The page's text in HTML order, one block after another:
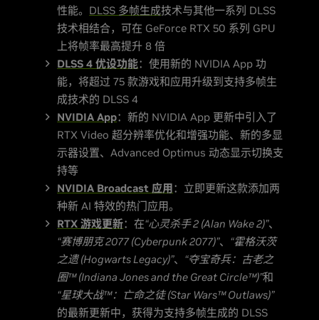
性能。 DLSS 多帧生成技术与其他一系列 DLSS
技术相结合，可在 GeForce RTX 50 系列 GPU
上将帧率最高提升 8 倍
DLSS 4 优设功能：使用新的 NVIDIA App 功
能，将超过 75 款游戏和应用升级到支持多帧生
成技术的 DLSS 4
NVIDIA App：新的 NVIDIA App 更新中引入了
RTX Video 超分辨率优化和增强功能、新的多显
示器设置、Advanced Optimus 动态显示切换支
持等
NVIDIA Broadcast 应用：立即更新这款添加两
种新 AI 特效的热门应用。
RTX 游戏更新：在“心灵杀手 2 (Alan Wake 2)”、
“赛博朋克 2077 (Cyberpunk 2077)”、 “霍格沃茨
之遗 (Hogwarts Legacy)”、 “夺宝奇兵：古老之
圈™ (Indiana Jones and the Great Circle™)”和
“星球大战™：亡命之徒 (Star Wars™ Outlaws)”
的最新更新中，获得为支持多帧生成的 DLSS